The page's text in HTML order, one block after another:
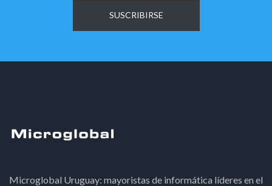
SUSCRIBIRSE
Microglobal Uruguay: mayoristas de informática líderes en el